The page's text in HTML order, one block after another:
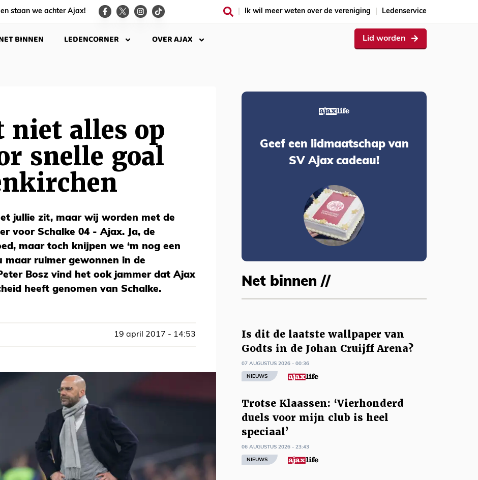
staan we achter Ajax! Ik wil meer weten over de vereniging Ledenservice
BINNEN LEDENCORNER OVER AJAX Lid worden
niet alles op
snelle goal
jullie zit, maar wij worden met de
voor Schalke 04 - Ajax. Ja, de
maar toch knijpen we ‘m nog een
maar ruimer gewonnen in de
Bosz vind het ook jammer dat Ajax
heeft genomen van Schalke.
19 april 2017 - 14:53
Geef een lidmaatschap van
SV Ajax cadeau!
Net binnen //
Is dit de laatste wallpaper van
Godts in de Johan Cruijff Arena?
07 AUGUSTUS 2026 - 00:36
NIEUWS
Trotse Klaassen: ‘Vierhonderd
duels voor mijn club is heel
speciaal’
06 AUGUSTUS 2026 - 23:43
NIEUWS